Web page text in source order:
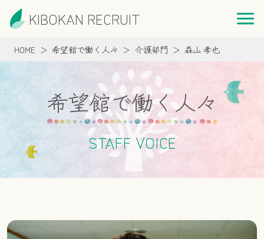
KIBOKAN RECRUIT
HOME 希望館で働く人々 介護部門 森山 孝也
希望館で働く人々
STAFF VOICE